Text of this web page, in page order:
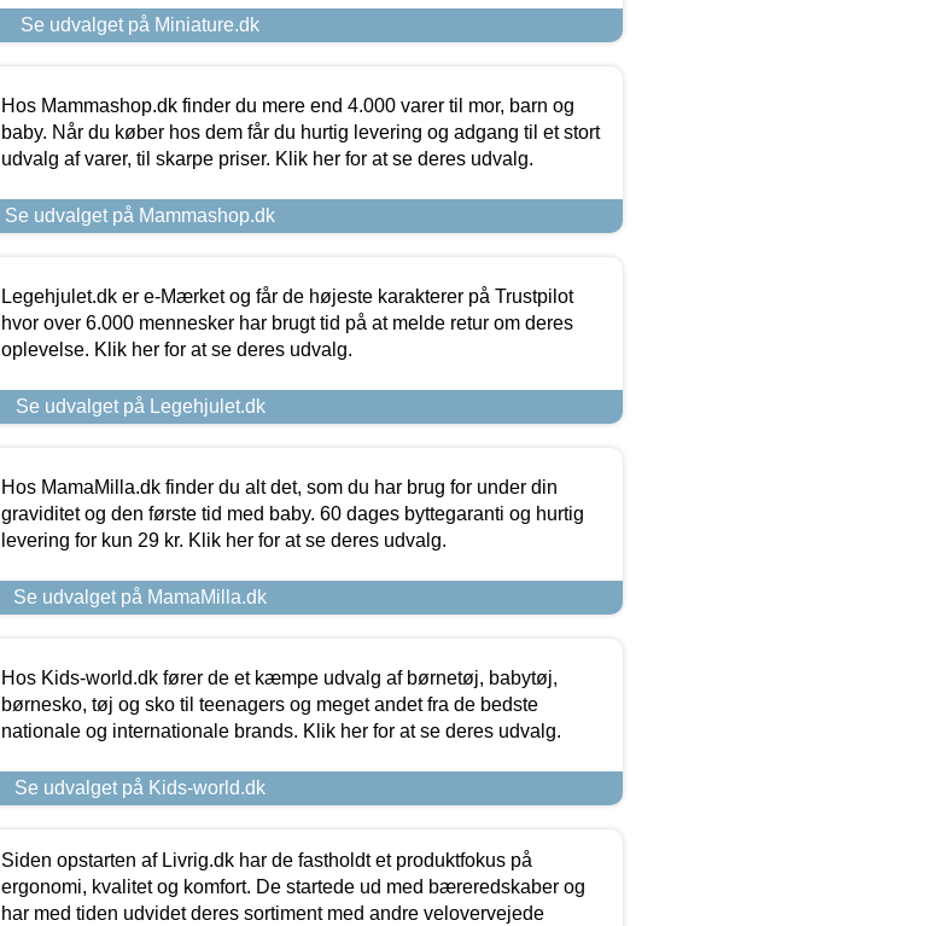
Se udvalget på Miniature.dk
Hos Mammashop.dk finder du mere end 4.000 varer til mor, barn og
baby. Når du køber hos dem får du hurtig levering og adgang til et stort
udvalg af varer, til skarpe priser. Klik her for at se deres udvalg.
Se udvalget på Mammashop.dk
Legehjulet.dk er e-Mærket og får de højeste karakterer på Trustpilot
hvor over 6.000 mennesker har brugt tid på at melde retur om deres
oplevelse. Klik her for at se deres udvalg.
Se udvalget på Legehjulet.dk
Hos MamaMilla.dk finder du alt det, som du har brug for under din
graviditet og den første tid med baby. 60 dages byttegaranti og hurtig
levering for kun 29 kr. Klik her for at se deres udvalg.
Se udvalget på MamaMilla.dk
Hos Kids-world.dk fører de et kæmpe udvalg af børnetøj, babytøj,
børnesko, tøj og sko til teenagers og meget andet fra de bedste
nationale og internationale brands. Klik her for at se deres udvalg.
Se udvalget på Kids-world.dk
Siden opstarten af Livrig.dk har de fastholdt et produktfokus på
ergonomi, kvalitet og komfort. De startede ud med bæreredskaber og
har med tiden udvidet deres sortiment med andre velovervejede